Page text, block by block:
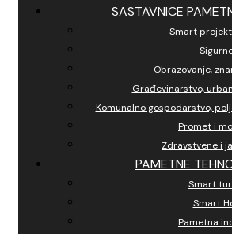
SASTAVNICE
Smart
Obrazovanje,
Građevinarstvo,
Komunalno gospodarstvo,
Promet i
Zdravstvene i
PAMETNE
Smart
Smart
Pametna